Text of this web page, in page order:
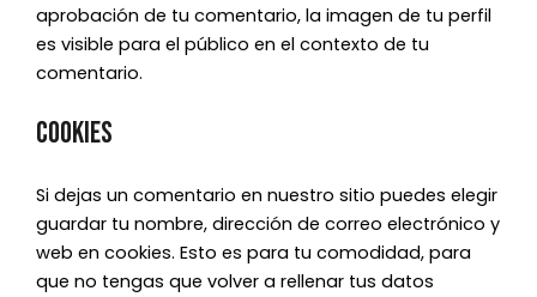
aprobación de tu comentario, la imagen de tu perfil
es visible para el público en el contexto de tu
comentario.
Cookies
Si dejas un comentario en nuestro sitio puedes elegir
guardar tu nombre, dirección de correo electrónico y
web en cookies. Esto es para tu comodidad, para
que no tengas que volver a rellenar tus datos